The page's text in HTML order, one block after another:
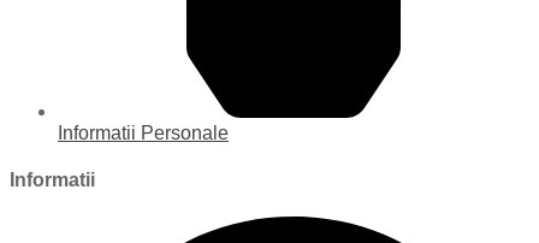
Informatii Personale
Informatii